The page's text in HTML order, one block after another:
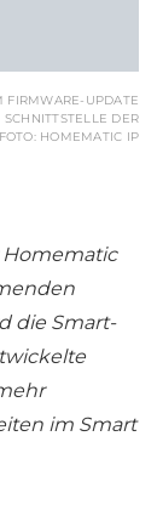
FIRMWARE-UPDATE
DER
HOMEMATIC IP
die Smart-
im Smart